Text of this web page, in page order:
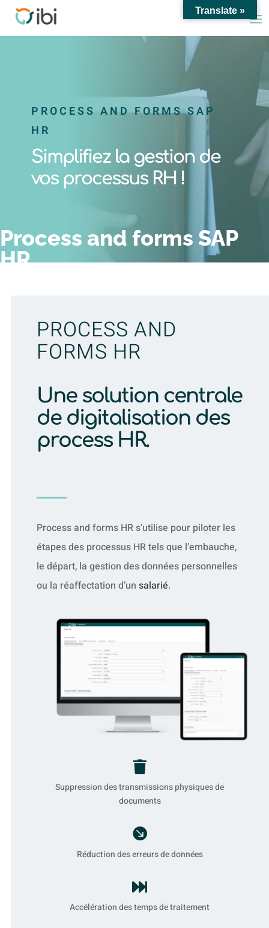
PROCESS AND FORMS SAP
HR
Simplifiez la gestion de
vos processus RH !
Process and forms SAP
HR
PROCESS AND
FORMS HR
Une solution centrale
de digitalisation des
process HR.process and forms SAP
Process and forms HR s’utilise pour piloter les
étapes des processus HR tels que l’embauche,
le départ, la gestion des données personnelles
ou la réaffectation d’un salarié.

Suppression des transmissions physiques de
documents

Réduction des erreurs de données

Accélération des temps de traitement
Translate »